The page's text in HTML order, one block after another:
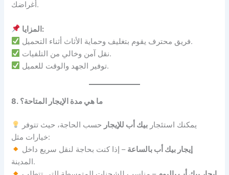
أغراضك.
المزايا:
فريق محترف يقوم بتغليف وحماية الأثاث أثناء التحميل.
نقل آمن وخالي من التلفيات.
توفير الجهد والوقت للعميل.
8. ما هي مدة الإيجار المتاحة؟
يمكنك استئجار بيك أب للإيجار حسب الحاجة، حيث تتوفر
خيارات مثل:
إيجار بيك أب بالساعة – إذا كنت بحاجة لنقل سريع داخل
المدينة.